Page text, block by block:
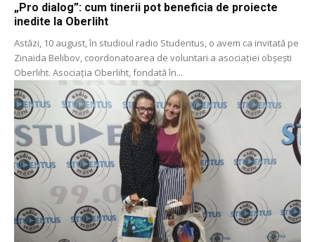
„Pro dialog”: cum tinerii pot beneficia de proiecte
inedite la Oberliht
Astăzi, 10 august, în studioul radio Studentus, o avem ca invitată pe
Zinaida Belibov, coordonatoarea de voluntari a asociației obșești
Oberliht. Asociația Oberliht, fondată în...